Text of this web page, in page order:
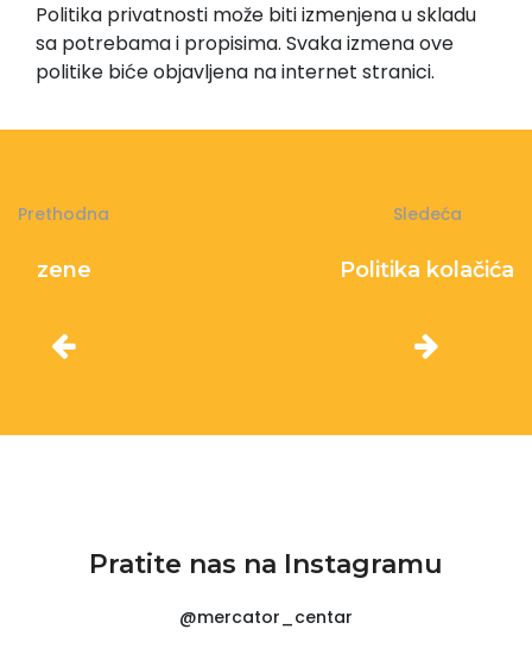
Politika privatnosti može biti izmenjena u skladu
sa potrebama i propisima. Svaka izmena ove
politike biće objavljena na internet stranici.
Prethodna
zene
Sledeća
Politika kolačića
Pratite nas na Instagramu
@mercator_centar